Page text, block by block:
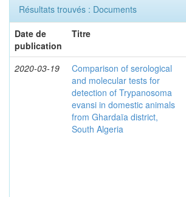
Résultats trouvés : Documents
Date de
publication
Titre
2020-03-19
Comparison of serological
and molecular tests for
detection of Trypanosoma
evansi in domestic animals
from Ghardaïa district,
South Algeria